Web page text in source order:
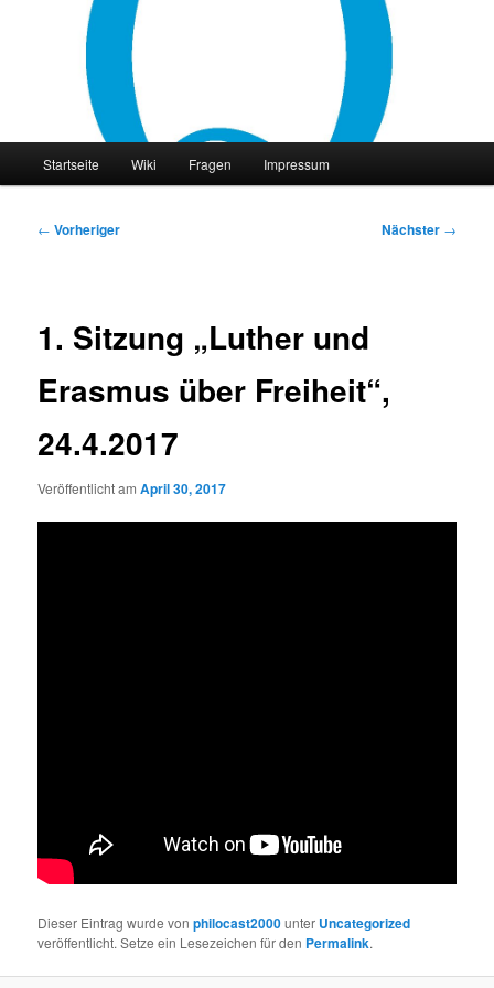
philocast
Startseite Wiki Fragen Impressum
Beitragsnavigation
← Vorheriger Nächster →
1. Sitzung „Luther und
Erasmus über Freiheit“,
24.4.2017
Veröffentlicht amApril 30, 2017
Dieser Eintrag wurde vonphilocast2000unter Uncategorized
veröffentlicht. Setze ein Lesezeichen für den Permalink.